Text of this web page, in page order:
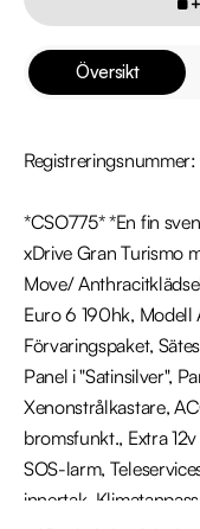
Översikt
*CSO775* *En fin
xDrive Gran Turismo
Move/
Euro 6 190hk, Modell
Förvaringspaket,
Panel i "Satinsilver",
Xenonstrålkastare,
bromsfunkt., Extra
SOS-larm,
innertak,